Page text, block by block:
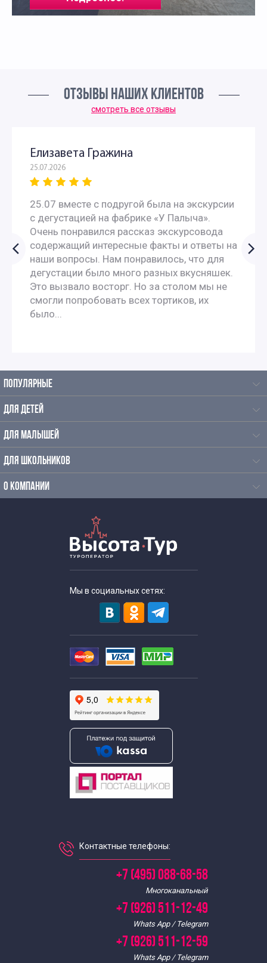
ОТЗЫВЫ НАШИХ КЛИЕНТОВ
смотреть все отзывы
Елизавета Гражина
25.07.2026
25.07 вместе с подругой была на экскурсии
с дегустацией на фабрике «У Палыча».
Очень понравился рассказ экскурсовода
содержащий интересные факты и ответы на
наши вопросы. Нам понравилось, что для
дегустации было много разных вкусняшек.
Это вызвало восторг. Но за столом мы не
смогли попробовать всех тортиков, их
было...
ПОПУЛЯРНЫЕ
ДЛЯ ДЕТЕЙ
ДЛЯ МАЛЫШЕЙ
ДЛЯ ШКОЛЬНИКОВ
О КОМПАНИИ
Мы в социальных сетях:
Контактные телефоны:
+7 (495) 088-68-58
Многоканальный
+7 (926) 511-12-49
Whats App / Telegram
+7 (926) 511-12-59
Whats App / Telegram